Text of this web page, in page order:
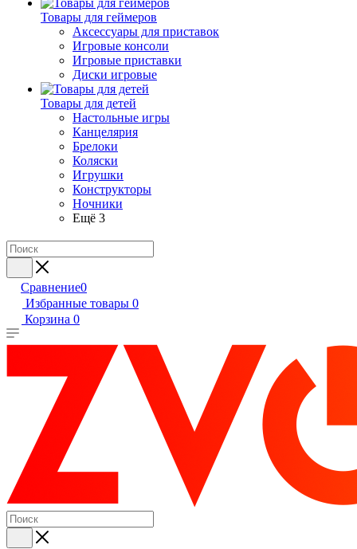
Товары для геймеров
Аксессуары для приставок
Игровые консоли
Игровые приставки
Диски игровые
Товары для детей
Настольные игры
Канцелярия
Брелоки
Коляски
Игрушки
Конструкторы
Ночники
Ещё 3
Сравнение0
Избранные товары 0
Корзина 0